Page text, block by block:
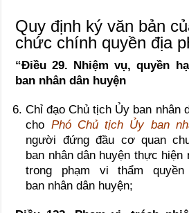
Quy định ký văn bản
chức chính quyền địa
“Điều 29. Nhiệm vụ, quyền
ban nhân dân huyện
Chỉ đạo Chủ tịch Ủy ban nhân
cho Phó Chủ tịch Ủy ban
người đứng đầu cơ quan
ban nhân dân huyện thực hiện
trong phạm vi thẩm
ban nhân dân huyện;